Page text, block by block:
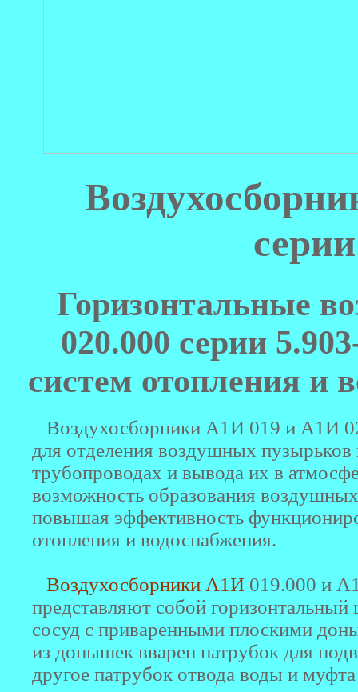
Горизонтальные
020.000 серии
систем отопления и
Воздухосборники А1И 019 и А1И
для отделения воздушных пузырьков
трубопроводах и вывода их в
возможность образования
повышая эффективность
отопления и водоснабжения.
Воздухосборники А1И 019.000 и
представляют собой горизонтальный
сосуд с приваренными плоскими
из донышек вварен патрубок для
другое патрубок отвода воды и